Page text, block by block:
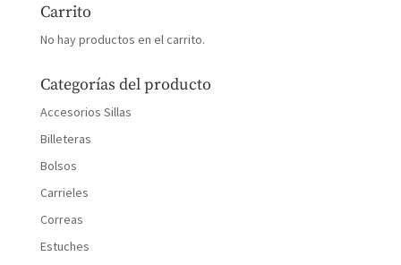
Carrito
No hay productos en el carrito.
Categorías del producto
Accesorios Sillas
Billeteras
Bolsos
Carrieles
Correas
Estuches